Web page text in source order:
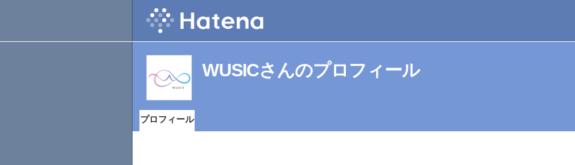
WUSICさんのプロフィール
プロフィール